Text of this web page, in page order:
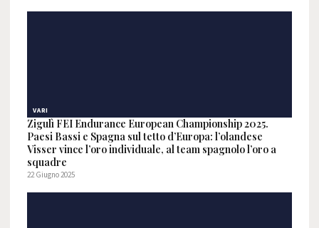
VARI
Zigulì FEI Endurance European Championship 2025.
Paesi Bassi e Spagna sul tetto d’Europa: l’olandese
Visser vince l’oro individuale, al team spagnolo l’oro a
squadre
22 Giugno 2025